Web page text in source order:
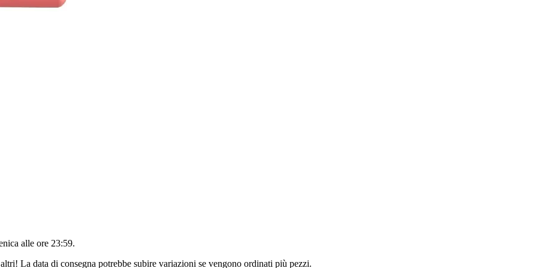
alle ore 23:59.
La data di consegna potrebbe subire variazioni se vengono ordinati più pezzi.